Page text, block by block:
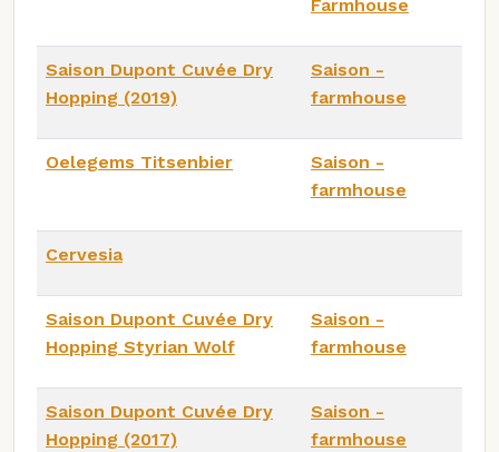
Farmhouse
Saison Dupont Cuvée Dry
Hopping (2019)
Saison -
farmhouse
Oelegems Titsenbier
Saison -
farmhouse
Cervesia
Saison Dupont Cuvée Dry
Hopping Styrian Wolf
Saison -
farmhouse
Saison Dupont Cuvée Dry
Hopping (2017)
Saison -
farmhouse